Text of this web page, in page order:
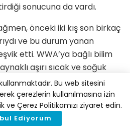
sonucuna da vardı.
önceki iki kış son birkaç
ve bu durum yanan
etti. WWA’ya bağlı bilim
aşırı sıcak ve soğuk
ardına, genellikle kısa bir süre
tanımlayan bir terim
etkisi”nin bir örneği
yaptılar.
Bu web sitesini
çerezlerin kullanılmasına izin
ve Çerez Politikamızı ziyaret edin.
Ediyorum